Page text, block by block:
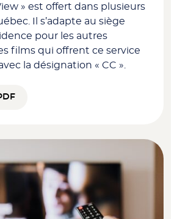
» est offert dans plusieurs
Il s’adapte au siège
pour les autres
films qui offrent ce service
la désignation « CC ».